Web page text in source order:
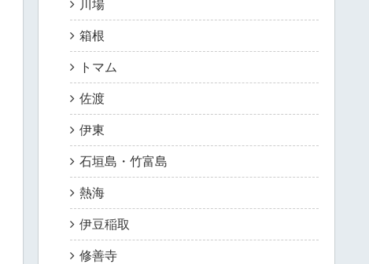
川場
箱根
トマム
佐渡
伊東
石垣島・竹富島
熱海
伊豆稲取
修善寺